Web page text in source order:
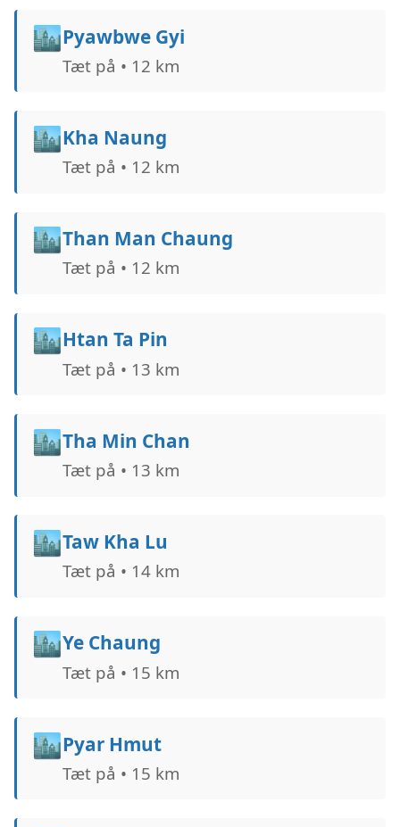
🏙️Pyawbwe Gyi
Tæt på • 12 km
🏙️Kha Naung
Tæt på • 12 km
🏙️Than Man Chaung
Tæt på • 12 km
🏙️Htan Ta Pin
Tæt på • 13 km
🏙️Tha Min Chan
Tæt på • 13 km
🏙️Taw Kha Lu
Tæt på • 14 km
🏙️Ye Chaung
Tæt på • 15 km
🏙️Pyar Hmut
Tæt på • 15 km